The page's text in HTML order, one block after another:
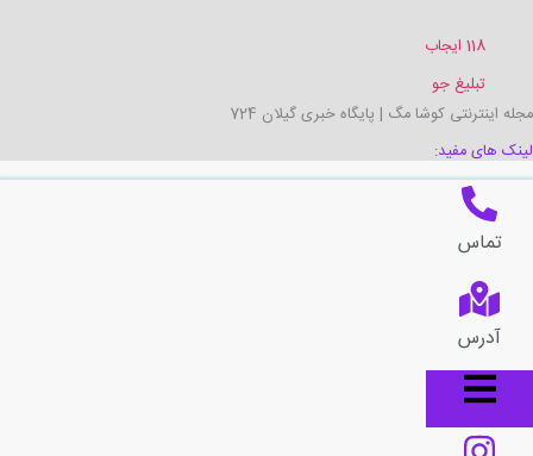
118 ایجاب
تبلیغ جو
مجله اینترنتی کوشا مگ | پایگاه خبری گیلان 724
لینک های مفید:
تماس
آدرس